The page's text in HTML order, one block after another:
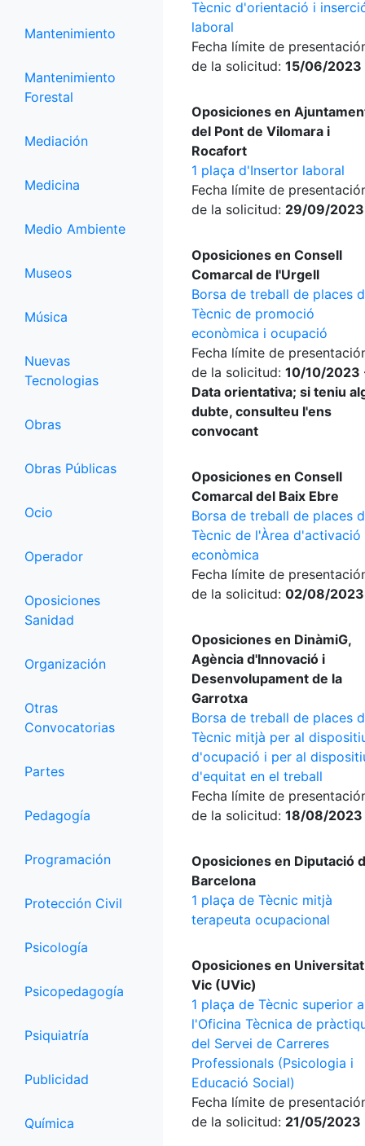
Mantenimiento
Mantenimiento
Forestal
Mediación
Medicina
Medio Ambiente
Museos
Música
Nuevas
Tecnologias
Obras
Obras Públicas
Ocio
Operador
Oposiciones
Sanidad
Organización
Otras
Convocatorias
Partes
Pedagogía
Programación
Protección Civil
Psicología
Psicopedagogía
Psiquiatría
Publicidad
Química
Tècnic d'orientació i
laboral
Fecha límite de
de la solicitud: 15/06/2023
Oposiciones en
del Pont de Vilomara i
Rocafort
1 plaça d'Insertor laboral
Fecha límite de
de la solicitud: 29/09/2023
Oposiciones en Consell
Comarcal de l'Urgell
Borsa de treball de places
Tècnic de promoció
econòmica i ocupació
Fecha límite de
de la solicitud: 10/10/2023
Data orientativa; si teniu
dubte, consulteu l'ens
convocant
Oposiciones en Consell
Comarcal del Baix Ebre
Borsa de treball de places
Tècnic de l'Àrea d'activació
econòmica
Fecha límite de
de la solicitud: 02/08/2023
Oposiciones en DinàmiG,
Agència d'Innovació i
Desenvolupament de la
Garrotxa
Borsa de treball de places
Tècnic mitjà per al
d'ocupació i per al
d'equitat en el treball
Fecha límite de
de la solicitud: 18/08/2023
Oposiciones en Diputació
Barcelona
1 plaça de Tècnic mitjà
terapeuta ocupacional
Oposiciones en
Vic (UVic)
1 plaça de Tècnic superior a
l'Oficina Tècnica de
del Servei de Carreres
Professionals (Psicologia i
Educació Social)
Fecha límite de
de la solicitud: 21/05/2023